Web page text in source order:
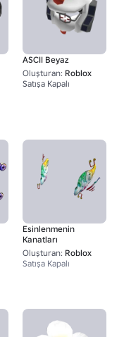
ASCII Beyaz
Oluşturan: Roblox
Satışa Kapalı
Esinlenmenin
Kanatları
Oluşturan: Roblox
Satışa Kapalı